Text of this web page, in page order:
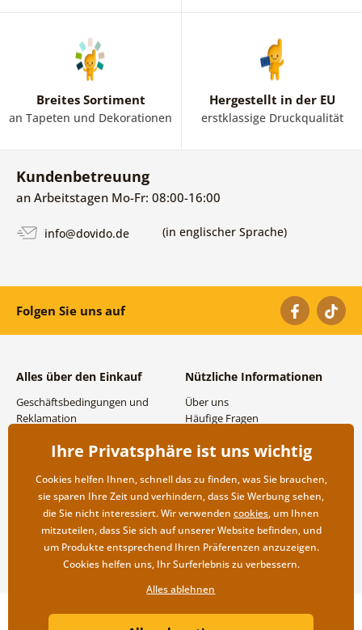
Breites Sortiment
an Tapeten und Dekorationen
Hergestellt in der EU
erstklassige Druckqualität
Kundenbetreuung
an Arbeitstagen Mo-Fr: 08:00-16:00
info@dovido.de (in englischer Sprache)
Folgen Sie uns auf
Alles über den Einkauf
Geschäftsbedingungen und
Reklamation
Versand- und
Rücksendung der Ware
Nützliche Informationen
Über uns
Häufige Fragen
Großhandel und
Copyright ©2019 © Dovido.at.
Ihre Privatsphäre ist uns wichtig
Cookies helfen Ihnen, schnell das zu finden, was Sie brauchen,
sie sparen Ihre Zeit und verhindern, dass Sie Werbung sehen,
die Sie nicht interessiert. Wir verwenden cookies, um Ihnen
mitzuteilen, dass Sie sich auf unserer Website befinden, und
um Produkte entsprechend Ihren Präferenzen anzuzeigen.
Cookies helfen uns, Ihr Surferlebnis zu verbessern.
Alles ablehnen